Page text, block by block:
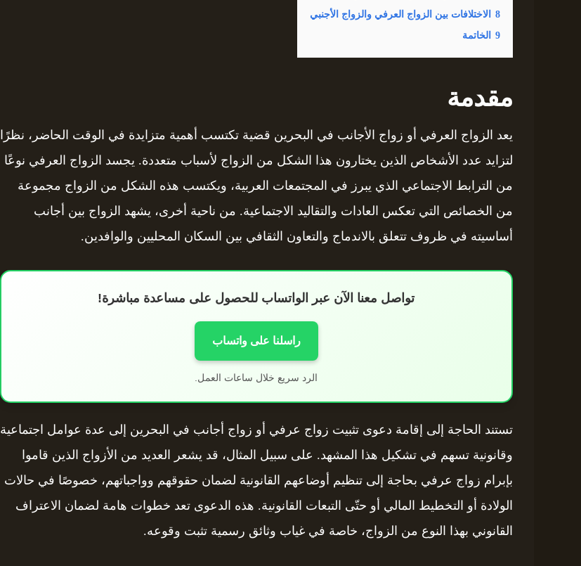
8
الاختلافات بين الزواج العرفي والزواج الأجنبي
9
الخاتمة
مقدمة
يعد الزواج العرفي أو زواج الأجانب في البحرين قضية تكتسب أهمية متزايدة في الوقت الحاضر، نظرًا
لتزايد عدد الأشخاص الذين يختارون هذا الشكل من الزواج لأسباب متعددة. يجسد الزواج العرفي نوعًا
من الترابط الاجتماعي الذي يبرز في المجتمعات العربية، ويكتسب هذه الشكل من الزواج مجموعة
من الخصائص التي تعكس العادات والتقاليد الاجتماعية. من ناحية أخرى، يشهد الزواج بين أجانب
أساسيته في ظروف تتعلق بالاندماج والتعاون الثقافي بين السكان المحليين والوافدين.
تواصل معنا الآن عبر الواتساب للحصول على مساعدة مباشرة!
راسلنا على واتساب
الرد سريع خلال ساعات العمل.
تستند الحاجة إلى إقامة دعوى تثبيت زواج عرفي أو زواج أجانب في البحرين إلى عدة عوامل اجتماعية
وقانونية تسهم في تشكيل هذا المشهد. على سبيل المثال، قد يشعر العديد من الأزواج الذين قاموا
بإبرام زواج عرفي بحاجة إلى تنظيم أوضاعهم القانونية لضمان حقوقهم وواجباتهم، خصوصًا في حالات
الولادة أو التخطيط المالي أو حتّى التبعات القانونية. هذه الدعوى تعد خطوات هامة لضمان الاعتراف
القانوني بهذا النوع من الزواج، خاصة في غياب وثائق رسمية تثبت وقوعه.